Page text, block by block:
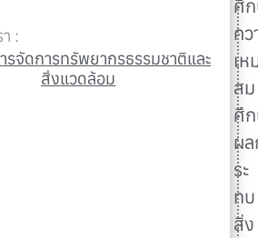
:
รจัดการทรัพยากรธรรมชาติและ
สิ่งแวดล้อม
ศึ
คว
เห
สม
ศึ
ผ
ระ
ทบ
สิ่ง